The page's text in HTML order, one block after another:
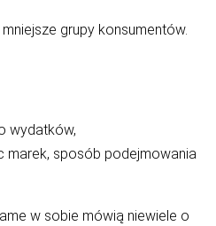
grupy konsumentów.
wydatków,
marek, sposób podejmowania
w sobie mówią niewiele o